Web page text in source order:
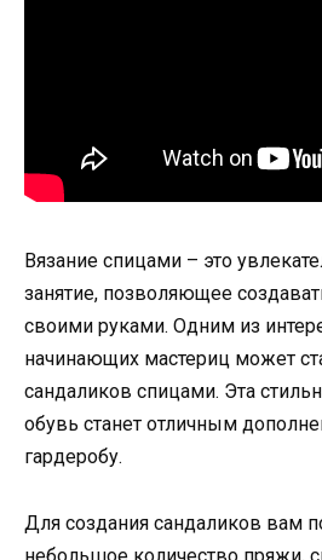
Вязание спицами – это
занятие, позволяющее
своими руками. Одним из
начинающих мастериц может
сандаликов спицами. Эта
обувь станет отличным
гардеробу.
Для создания сандаликов вам
небольшое количество пряжи,